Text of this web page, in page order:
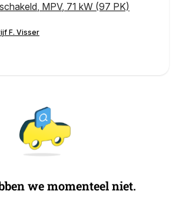
, MPV, 71 kW (97 PK)
F. Visser
we momenteel niet.